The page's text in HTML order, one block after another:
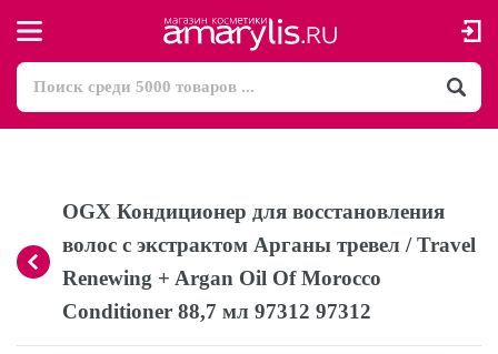
OGX Кондиционер для восстановления
волос с экстрактом Арганы тревел / Travel
Renewing + Argan Oil Of Morocco
Conditioner 88,7 мл 97312 97312